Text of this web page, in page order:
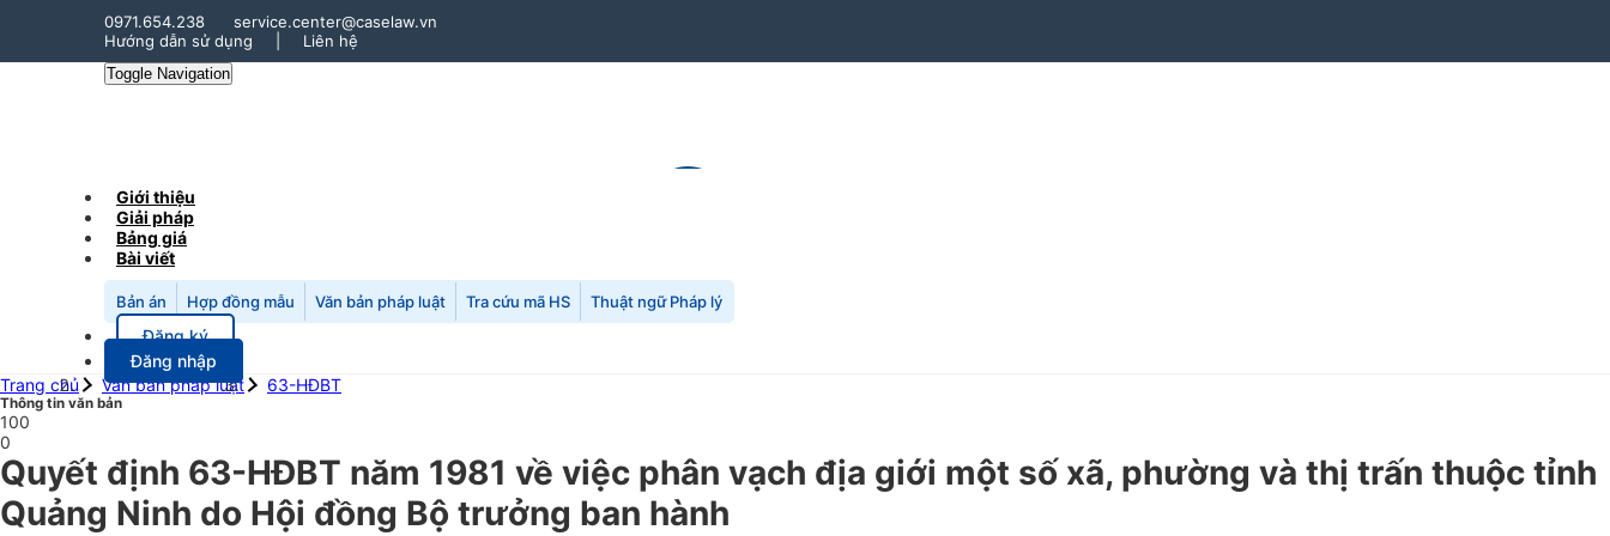
0971.654.238
service.center@caselaw.vn
Hướng dẫn sử dụng
Liên hệ
Toggle Navigation
Giới thiệu
Giải pháp
Bảng giá
Bài viết
Bản án Hợp đồng mẫu Văn bản pháp luật Tra cứu mã HS Thuật ngữ Pháp lý
Đăng ký
Đăng nhập
Trang chủ
Văn bản pháp luật 63-HĐBT
Thông tin văn bản
100
0
Quyết định 63-HĐBT năm 1981 về việc phân vạch địa giới một số xã, phường và thị trấn thuộc tỉnh
Quảng Ninh do Hội đồng Bộ trưởng ban hành